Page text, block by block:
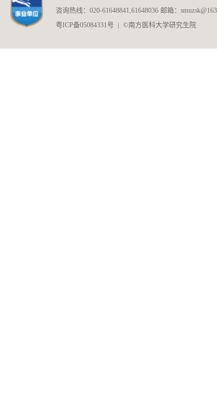
咨询热线：020-61648841,61648036 邮箱：
粤ICP备05084331号 | ©南方医科大学研究生院